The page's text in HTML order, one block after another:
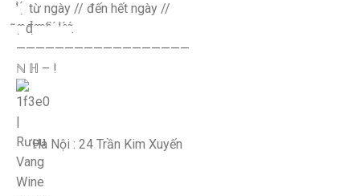
̛̛ ̀ ́ ̣ từ ngày // đến hết ngày //
̃ ̂ ̣̂ đ̂̉ ̣̂ ̂ ̂ ̛ ̂́ ̀ ́ ̛̛ ̀ ̂́ ̃ ́.
——————————————————
ℕ ℍ – !
Hà Nội : 24 Trần Kim Xuyến